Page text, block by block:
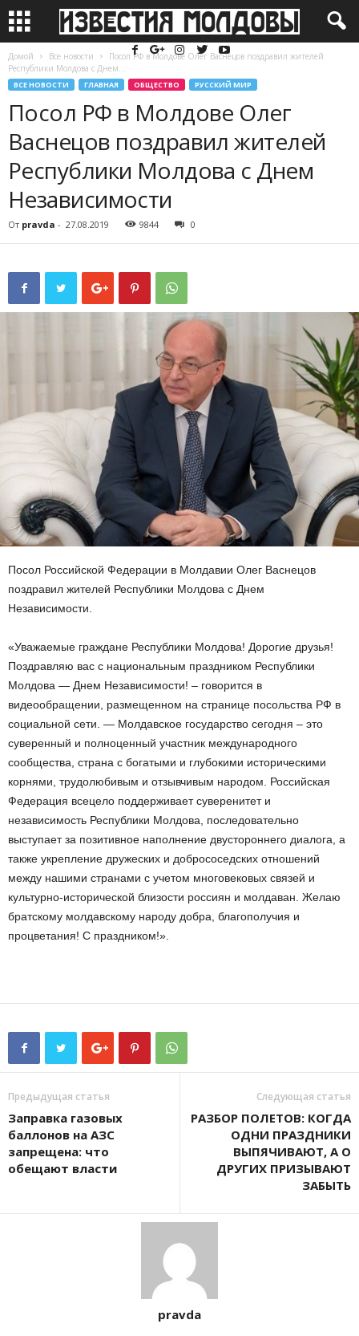
Домой Все новости
Посол РФ в Молдове Олег Васнецов поздравил жителей
Республики Молдова с Днем...
ВСЕ НОВОСТИ ГЛАВНАЯ ОБЩЕСТВО РУССКИЙ МИР
Посол РФ в Молдове Олег
Васнецов поздравил жителей
Республики Молдова с Днем
Независимости
От pravda - 27.08.2019 9844 0
Посол Российской Федерации в Молдавии Олег Васнецов
поздравил жителей Республики Молдова с Днем
Независимости.
«Уважаемые граждане Республики Молдова! Дорогие друзья!
Поздравляю вас с национальным праздником Республики
Молдова — Днем Независимости! – говорится в
видеообращении, размещенном на странице посольства РФ в
социальной сети. — Молдавское государство сегодня – это
суверенный и полноценный участник международного
сообщества, страна с богатыми и глубокими историческими
корнями, трудолюбивым и отзывчивым народом. Российская
Федерация всецело поддерживает суверенитет и
независимость Республики Молдова, последовательно
выступает за позитивное наполнение двустороннего диалога, а
также укрепление дружеских и добрососедских отношений
между нашими странами с учетом многовековых связей и
культурно-исторической близости россиян и молдаван. Желаю
братскому молдавскому народу добра, благополучия и
процветания! С праздником!».
Предыдущая статья
Заправка газовых
баллонов на АЗС
запрещена: что
обещают власти
Следующая статья
РАЗБОР ПОЛЕТОВ: КОГДА
ОДНИ ПРАЗДНИКИ
ВЫПЯЧИВАЮТ, А О
ДРУГИХ ПРИЗЫВАЮТ
ЗАБЫТЬ
pravda